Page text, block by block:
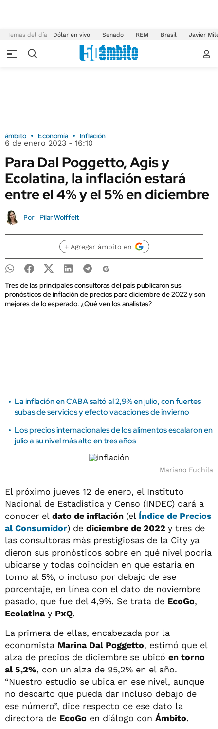
Temas del día Dólar en vivo Senado REM Brasil Javier
ámbito Economía Inflación
6 de enero 2023 - 16:10
Para Dal Poggetto, Agis y
Ecolatina, la inflación estará
entre el 4% y el 5% en diciembre
Por Pilar Wolffelt
+ Agregar ámbito en
Tres de las principales consultoras del país publicaron sus
pronósticos de inflación de precios para diciembre de 2022 y son
mejores de lo esperado. ¿Qué ven los analistas?
La inflación en CABA saltó al 2,9% en julio, con fuertes
subas de servicios y efecto vacaciones de invierno
Los precios internacionales de los alimentos escalaron en
julio a su nivel más alto en tres años
Mariano Fuchila
El próximo jueves 12 de enero, el Instituto
Nacional de Estadística y Censo (INDEC) dará a
conocer el dato de inflación (el Índice de Precios
al Consumidor) de diciembre de 2022 y tres de
las consultoras más prestigiosas de la City ya
dieron sus pronósticos sobre en qué nivel podría
ubicarse y todas coinciden en que estaría en
torno al 5%, o incluso por debajo de ese
porcentaje, en línea con el dato de noviembre
pasado, que fue del 4,9%. Se trata de EcoGo,
Ecolatinay PxQ.
La primera de ellas, encabezada por la
economista Marina Dal Poggetto, estimó que el
alza de precios de diciembre se ubicó en torno
al 5,2%, con un alza de 95,2% en el año.
“Nuestro estudio se ubica en ese nivel, aunque
no descarto que pueda dar incluso debajo de
ese número”, dice respecto de ese dato la
directora de EcoGo en diálogo con Ámbito.